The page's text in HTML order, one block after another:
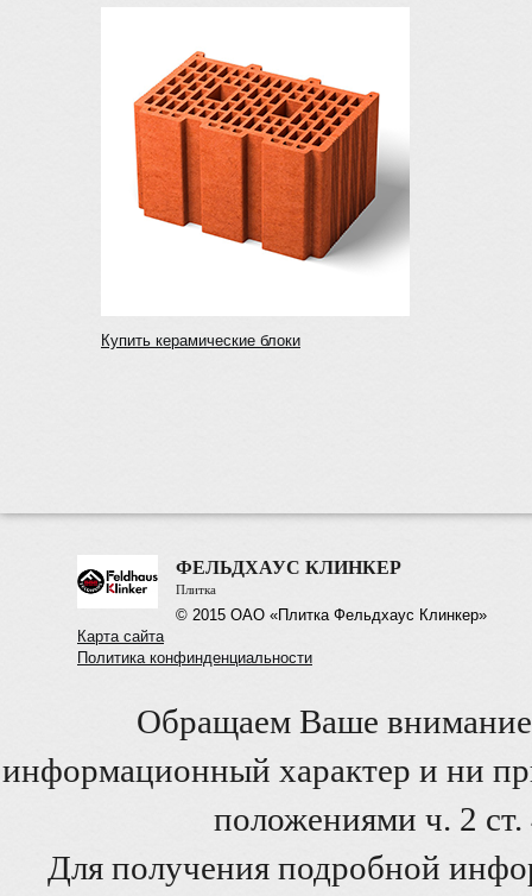
Купить керамические блоки
ФЕЛЬДХАУС КЛИНКЕР
Плитка
© 2015 ОАО «Плитка Фельдхаус Клинкер»
Карта сайта
Политика конфинденциальности
Обращаем Ваше внимание
информационный характер и ни
положениями ч. 2
Для получения подробной